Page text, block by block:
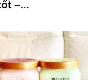
–...